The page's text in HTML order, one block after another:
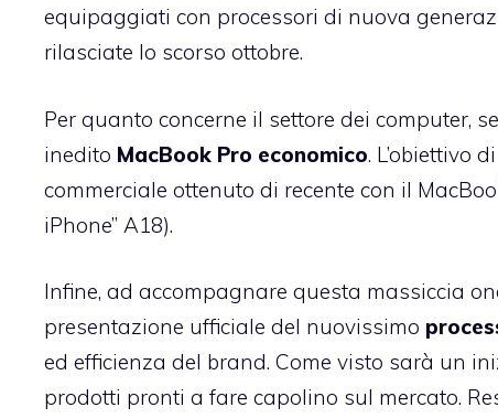
equipaggiati con processori di nuova
rilasciate lo scorso ottobre.
Per quanto concerne il settore dei computer,
inedito MacBook Pro economico. L’obiettivo
commerciale ottenuto di recente con il
iPhone” A18).
Infine, ad accompagnare questa massiccia
presentazione ufficiale del nuovissimo
ed efficienza del brand. Come visto sarà un
prodotti pronti a fare capolino sul mercato.